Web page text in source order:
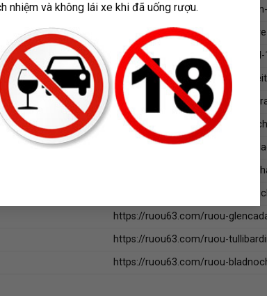
nhiệm và không lái xe khi đã uống rượu.
https://ruou63.com/ruou-
https://ruou63.com/ruou-
https://ruou63.com/ruou-
https://ruou63.com/ruou-glen-
https://ruou63.com/ruou-royal-
https://ruou63.com/ruou-
https://ruou63.com/ruou-
https://ruou63.com/ruou-allt-a-
https://ruou63.com/ruou-
https://ruou63.com/ruou-
https://ruou63.com/ruou-
https://ruou63.com/ruou-